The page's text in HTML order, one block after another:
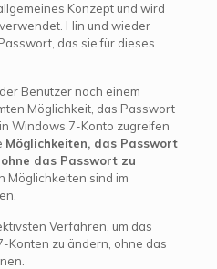
Konzept und wird
Hin und wieder
das sie für dieses
Benutzer nach einem
Möglichkeit, das Passwort
Windows 7-Konto zugreifen
Möglichkeiten, das Passwort
ohne das Passwort zu
Möglichkeiten sind im
Verfahren, um das
Konten zu ändern, ohne das